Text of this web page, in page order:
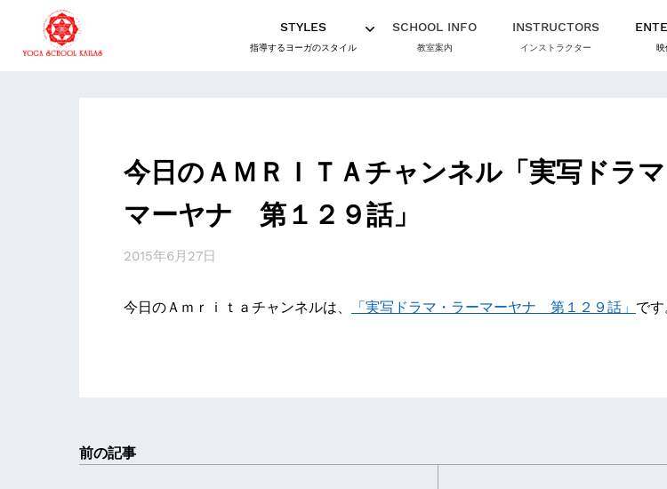
STYLES
指導するヨーガのスタイル
SCHOOL INFO
教室案内
INSTRUCTORS
インストラクター 映
今日のＡＭＲＩＴＡチャンネル「実写ドラ
マーヤナ 第１２９話」
2015年6月27日
今日のＡｍｒｉｔａチャンネルは、 「実写ドラマ・ラーマーヤナ 第１２９話」 です
前の記事